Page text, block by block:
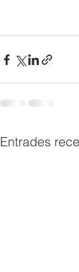
Entrades